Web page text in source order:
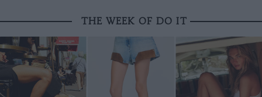
THE WEEK OF DO IT